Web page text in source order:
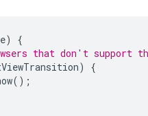
e)
{
that don't support
)
{
();